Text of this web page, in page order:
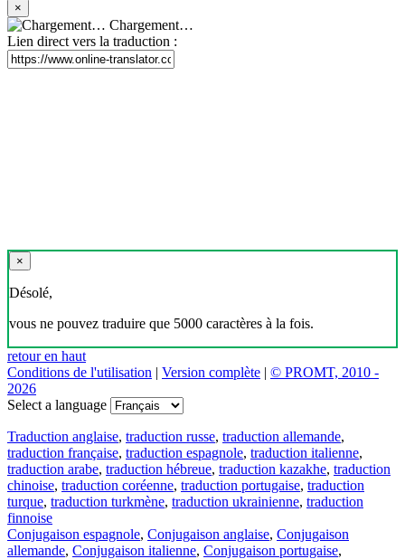
×
Chargement…
Lien direct vers la traduction :
×
Désolé,
vous ne pouvez traduire que 5000 caractères à la fois.
retour en haut
Conditions de l'utilisation | Version complète | © PROMT, 2010 -
2026
Select a language
Traduction anglaise, traduction russe, traduction allemande,
traduction française, traduction espagnole, traduction italienne,
traduction arabe, traduction hébreue, traduction kazakhe, traduction
chinoise, traduction coréenne, traduction portugaise, traduction
turque, traduction turkmène, traduction ukrainienne, traduction
finnoise
Conjugaison espagnole, Conjugaison anglaise, Conjugaison
allemande, Conjugaison italienne, Conjugaison portugaise,